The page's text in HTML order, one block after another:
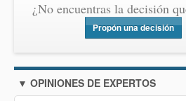
¿No encuentras la decisión
Propón una decisión
▼ OPINIONES DE EXPERTOS